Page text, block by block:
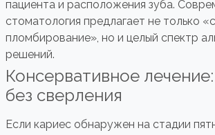
пациента и расположения зуба.
стоматология предлагает не только
пломбирование», но и целый спектр
решений.
Консервативное
без сверления
Если кариес обнаружен на стадии